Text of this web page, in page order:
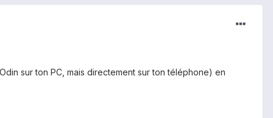
sur ton PC, mais directement sur ton téléphone) en